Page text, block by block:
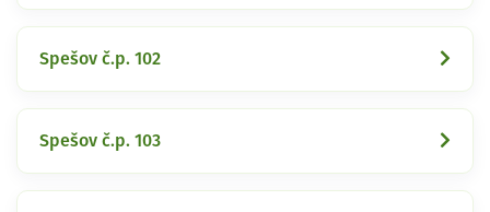
Spešov č.p. 102
Spešov č.p. 103